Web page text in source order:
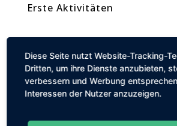
Erste Aktivitäten
Diese Seite nutzt Website-Tracking-
Dritten, um ihre Dienste anzubieten,
verbessern und Werbung
Interessen der Nutzer anzuzeigen.